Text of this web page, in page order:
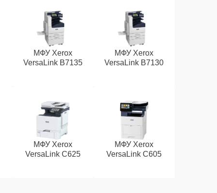
МФУ Xerox
VersaLink B7135
МФУ Xerox
VersaLink B7130
МФУ Xerox
VersaLink C625
МФУ Xerox
VersaLink C605